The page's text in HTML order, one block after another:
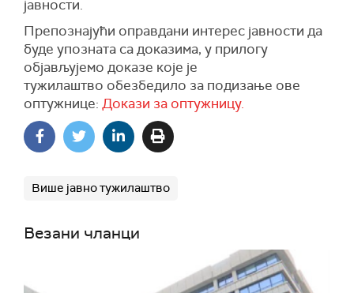
јавности.
Препознајући оправдани интерес јавности да
буде упозната са доказима, у прилогу
објављујемо доказе које је
тужилаштво обезбедило за подизање ове
оптужнице: Докази за оптужницу.
Више јавно тужилаштво
Везани чланци